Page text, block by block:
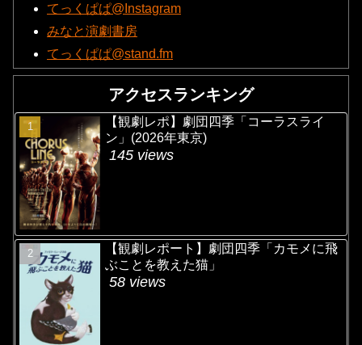
てっくぱぱ@Instagram
みなと演劇書房
てっくぱぱ@stand.fm
アクセスランキング
【観劇レポ】劇団四季「コーラスライ
ン」(2026年東京)
145 views
【観劇レポート】劇団四季「カモメに飛
ぶことを教えた猫」
58 views